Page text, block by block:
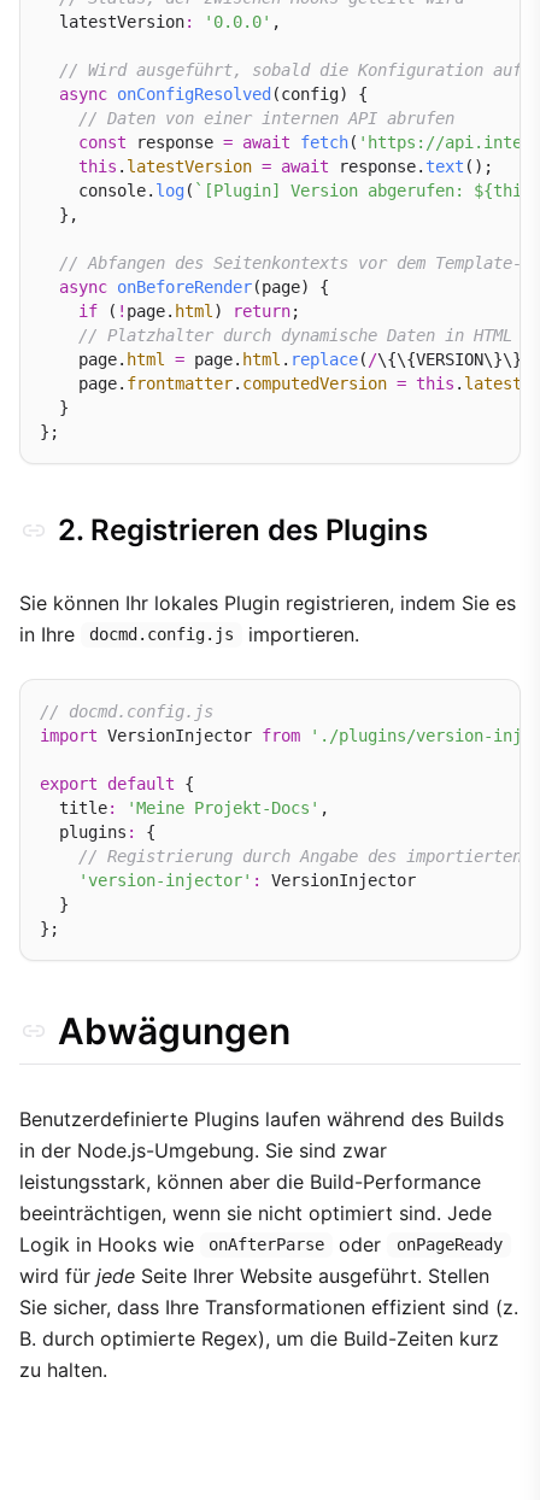
  latestVersion
: '0.0.0' ,
// Wird ausgeführt, sobald die Konfiguration
async onConfigResolved (config) {
// Daten von einer internen API abrufen
const response = await fetch( 'https://
this . latestVersion = await response. text ();
    console.
log( `[Plugin] Version abgerufen:
  },
// Abfangen des Seitenkontexts vor dem Template-
async onBeforeRender(page) {
if ( ! page. html ) return;
// Platzhalter durch dynamische Daten in HTML
    page.
html = page. html . replace( /\{\{VERSION\}\}
    page.
frontmatter. computedVersion = this .
  }
2. Registrieren des Plugins
Sie können Ihr lokales Plugin registrieren, indem Sie es
in Ihre
docmd.config.js importieren.
// docmd.config.js
import VersionInjector from './plugins/version-
export default {
  title
: 'Meine Projekt-Docs' ,
  plugins
:
{
// Registrierung durch Angabe des importierten
'version-injector' :
VersionInjector
  }
Abwägungen
Benutzerdefinierte Plugins laufen während des Builds
in der Node.js-Umgebung. Sie sind zwar
leistungsstark, können aber die Build-Performance
beeinträchtigen, wenn sie nicht optimiert sind. Jede
Logik in Hooks wie
onAfterParse oder onPageReady
wird für jede Seite Ihrer Website ausgeführt. Stellen
Sie sicher, dass Ihre Transformationen effizient sind (z.
B. durch optimierte Regex), um die Build-Zeiten kurz
zu halten.